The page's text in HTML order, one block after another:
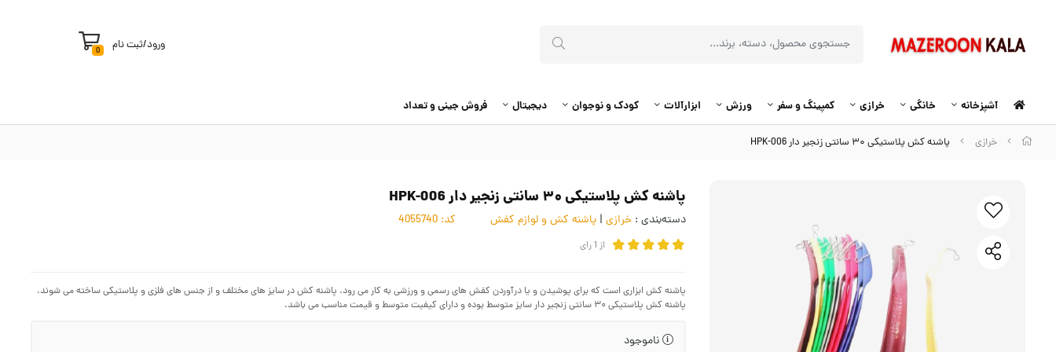
ورود/ثبت نام 0
آشپزخانه خانگی خرازی کمپینگ و سفر ورزش ابزارآلات کودک و نوجوان دیجیتال فروش جینی و تعداد
خرازی پاشنه کش پلاستیکی ۳۰ سانتی زنجیر دار HPK-006
پاشنه کش پلاستیکی ۳۰ سانتی زنجیر دار HPK-006
دسته‌بندی : خرازی | پاشنه کش و لوازم کفش کد:
از 1رای
پاشنه کش ابزاری است که برای پوشیدن و یا درآوردن کفش های رسمی و ورزشی به کار می رود. پاشنه کش در سایز های مختلف و از جنس های فلزی و پلاستیکی ساخته می شوند.
پاشنه کش پلاستیکی ۳۰ سانتی زنجیر دار سایز متوسط بوده و دارای کیفیت متوسط و قیمت مناسب می باشد.
ناموجود